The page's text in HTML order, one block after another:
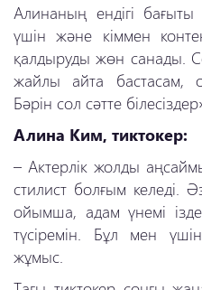
Алинаның ендігі
үшін және кіммен
қалдыруды жөн санады.
жайлы айта бастасам,
Бәрін сол сәтте
Алина Ким, тиктокер:
– Актерлік жолды
стилист болғым келеді.
ойымша, адам үнемі
түсіремін. Бұл мен
жұмыс.